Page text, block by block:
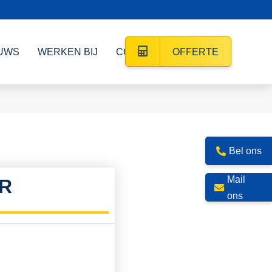
WERKEN BIJ CONTACT OFFERTE
Bel ons
Mail
ons